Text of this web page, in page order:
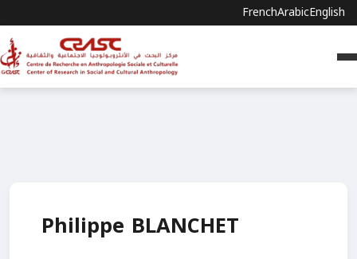
FrenchArabicEnglish
Philippe BLANCHET